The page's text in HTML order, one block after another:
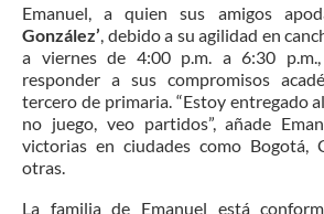
Emanuel, a quien sus amigos
González’, debido a su agilidad en
a viernes de 4:00 p.m. a 6:30
responder a sus compromisos
tercero de primaria. “Estoy entregado
no juego, veo partidos”, añade
victorias en ciudades como Bogotá,
otras.
La familia de Emanuel está